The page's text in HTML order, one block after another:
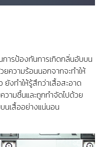
การป้องกันการเกิดกลิ่นอับบน
ความร้อนนอกจากจะทำให้
ยังทำให้รู้สึกว่าเสื้อสะอาด
วามชื้นและถูกกำจัดไปด้วย
นเสื้ออย่างแน่นอน